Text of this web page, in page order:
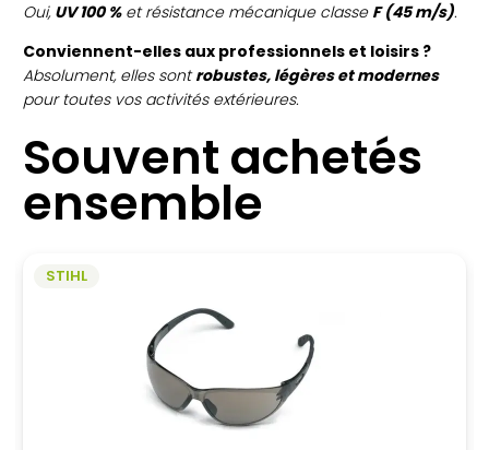
Oui, UV 100 %et résistance mécanique classe F (45 m/s).
Conviennent-elles aux professionnels et loisirs ?
Absolument, elles sontrobustes, légères et modernes
pour toutes vos activités extérieures.
Souvent achetés
ensemble
STIHL